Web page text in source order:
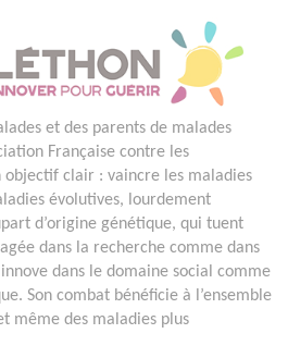
et des parents de malades
Française contre les
objectif clair : vaincre les maladies
évolutives, lourdement
d’origine génétique, qui tuent
dans la recherche comme dans
innove dans le domaine social comme
Son combat bénéficie à l’ensemble
même des maladies plus